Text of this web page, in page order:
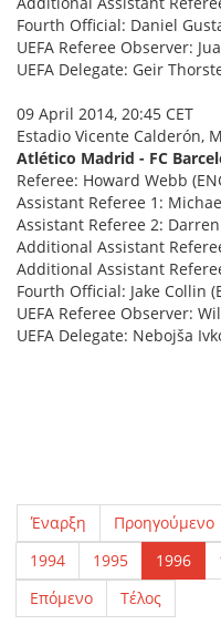
Fourth Official: Daniel
UEFA Referee Observer:
UEFA Delegate: Geir
09 April 2014, 20:45 CET
Estadio Vicente Calderón,
Atlético Madrid - FC
Referee: Howard Webb
Assistant Referee 1:
Assistant Referee 2: Darren
Additional Assistant
Additional Assistant
Fourth Official: Jake Collin
UEFA Referee Observer:
UEFA Delegate: Nebojša
Έναρξη Προηγούμενο
1994
1995 1996
Επόμενο
Τέλος